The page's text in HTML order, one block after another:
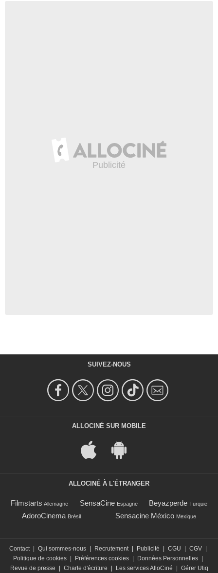
SUIVEZ-NOUS
ALLOCINÉ SUR MOBILE
ALLOCINÉ À L'ÉTRANGER
Filmstarts Allemagne SensaCine Espagne Beyazperde Turquie
AdoroCinema Brésil Sensacine México Mexique
Contact Qui sommes-nous Recrutement Publicité CGU CGV
Politique de cookies
Préférences cookies Données Personnelles
Revue de presse
Charte d'écriture Les services AlloCiné Gérer Utiq